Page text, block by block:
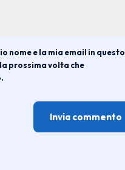
nome e la mia email in questo
prossima volta che